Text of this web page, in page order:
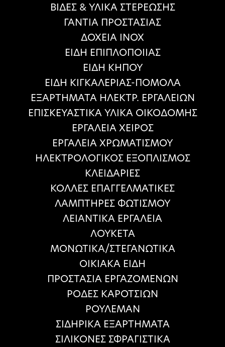
ΒΙΔΕΣ & ΥΛΙΚΑ ΣΤΕΡΕΩΣΗΣ
ΓΑΝΤΙΑ ΠΡΟΣΤΑΣΙΑΣ
ΔΟΧΕΙΑ ΙΝΟΧ
ΕΙΔΗ ΕΠΙΠΛΟΠΟΙΙΑΣ
ΕΙΔΗ ΚΗΠΟΥ
ΕΙΔΗ ΚΙΓΚΑΛΕΡΙΑΣ-ΠΟΜΟΛΑ
ΕΞΑΡΤΗΜΑΤΑ ΗΛΕΚΤΡ. ΕΡΓΑΛΕΙΩΝ
ΕΠΙΣΚΕΥΑΣΤΙΚΑ ΥΛΙΚΑ ΟΙΚΟΔΟΜΗΣ
ΕΡΓΑΛΕΙΑ ΧΕΙΡΟΣ
ΕΡΓΑΛΕΙΑ ΧΡΩΜΑΤΙΣΜΟΥ
ΗΛΕΚΤΡΟΛΟΓΙΚΟΣ ΕΞΟΠΛΙΣΜΟΣ
ΚΛΕΙΔΑΡΙΕΣ
ΚΟΛΛΕΣ ΕΠΑΓΓΕΛΜΑΤΙΚΕΣ
ΛΑΜΠΤΗΡΕΣ ΦΩΤΙΣΜΟΥ
ΛΕΙΑΝΤΙΚΑ ΕΡΓΑΛΕΙΑ
ΛΟΥΚΕΤΑ
ΜΟΝΩΤΙΚΑ/ΣΤΕΓΑΝΩΤΙΚΑ
ΟΙΚΙΑΚΑ ΕΙΔΗ
ΠΡΟΣΤΑΣΙΑ ΕΡΓΑΖΟΜΕΝΩΝ
ΡΟΔΕΣ ΚΑΡΟΤΣΙΩΝ
ΡΟΥΛΕΜΑΝ
ΣΙΔΗΡΙΚΑ ΕΞΑΡΤΗΜΑΤΑ
ΣΙΛΙΚΟΝΕΣ ΣΦΡΑΓΙΣΤΙΚΑ